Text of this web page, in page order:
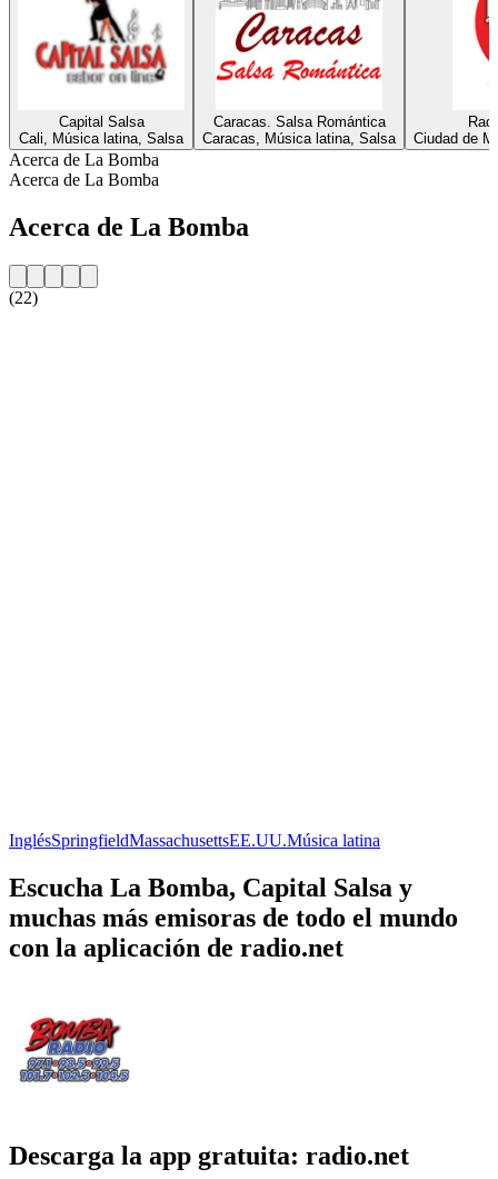
Capital Salsa
Cali, Música latina, Salsa
Caracas. Salsa Romántica
Caracas, Música latina, Salsa
Ciudad de
Acerca de La Bomba
Acerca de La Bomba
Acerca de La Bomba
(22)
InglésSpringfieldMassachusettsEE.UU.Música latina
Escucha La Bomba, Capital Salsa y
muchas más emisoras de todo el mundo
con la aplicación de radio.net
Descarga la app gratuita: radio.net